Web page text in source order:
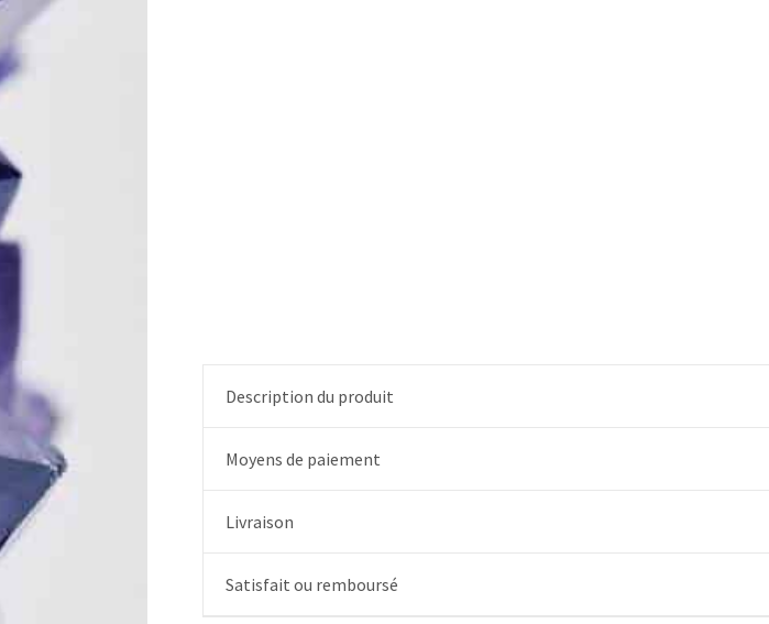
Description du produit
Moyens de paiement
Livraison
Satisfait ou remboursé